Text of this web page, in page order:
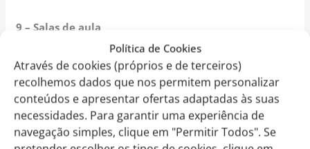
Política de Cookies
Através de cookies (próprios e de terceiros)
recolhemos dados que nos permitem personalizar
conteúdos e apresentar ofertas adaptadas às suas
necessidades. Para garantir uma experiência de
navegação simples, clique em "Permitir Todos". Se
9 – Salas de aula
Na EITV a cada turma está atribuída uma sala
específica;
Os alunos terão uma cadeira e um lugar fixos e
deverão permanecer nos lugares atribuídos pela
Professora titular de Turma ou Conselho de
Turma e a disposição das mesas não deve ser